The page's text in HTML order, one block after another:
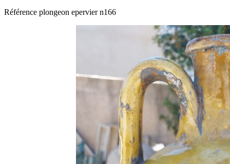
Référence plongeon epervier n166